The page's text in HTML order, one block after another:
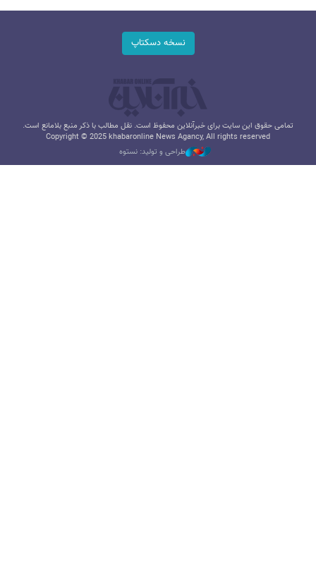
نسخه دسکتاپ
تمامی حقوق این سایت برای خبرآنلاین محفوظ است. نقل مطالب با ذکر منبع بلامانع است.
Copyright © 2025 khabaronline News Agancy, All rights reserved
طراحی و تولید: نستوه